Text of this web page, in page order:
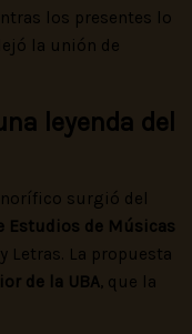
los presentes lo
la unión de
leyenda del
surgió del
Estudios de Músicas
Letras. La propuesta
de la UBA, que la